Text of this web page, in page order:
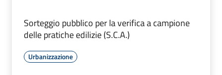
Sorteggio pubblico per la verifica a campione
delle pratiche edilizie (S.C.A.)
Urbanizzazione